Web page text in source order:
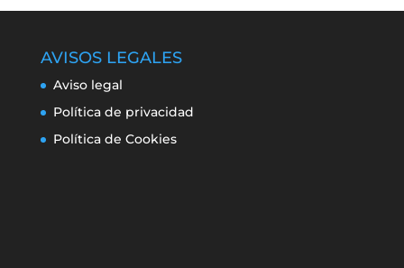
AVISOS LEGALES
Aviso legal
Política de privacidad
Política de Cookies